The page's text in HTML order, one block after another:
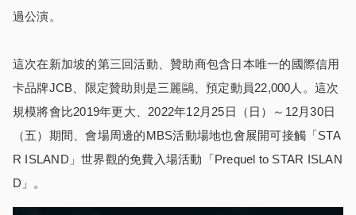
過公演。
這次在新加坡的第三回活動、贊助商包含日本唯一的國際信用
卡品牌JCB、限定贊助則是三麗鷗、預定動員22,000人。這次
規模將會比2019年更大、2022年12月25日（日）～12月30日
（五）期間、會場周邊的MBS活動場地也會展開可接觸「STA
R ISLAND」世界觀的免費入場活動「Prequel to STAR ISLAN
D」。